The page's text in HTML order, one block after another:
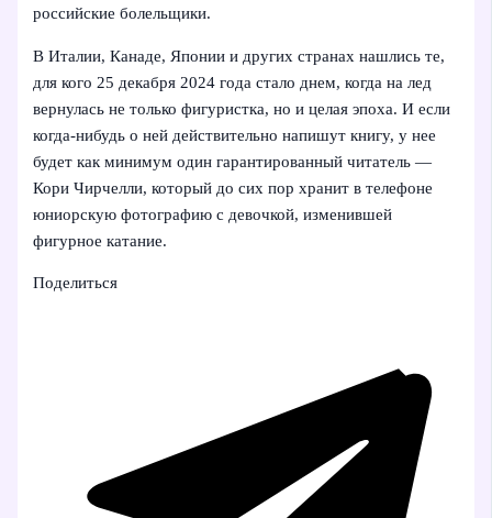
российские болельщики.
В Италии, Канаде, Японии и других странах нашлись те,
для кого 25 декабря 2024 года стало днем, когда на лед
вернулась не только фигуристка, но и целая эпоха. И если
когда-нибудь о ней действительно напишут книгу, у нее
будет как минимум один гарантированный читатель —
Кори Чирчелли, который до сих пор хранит в телефоне
юниорскую фотографию с девочкой, изменившей
фигурное катание.
Поделиться